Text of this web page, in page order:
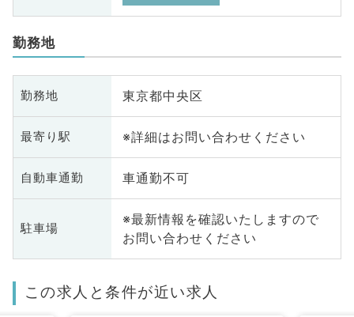
勤務地
勤務地 東京都中央区
最寄り駅 ※詳細はお問い合わせください
自動車通勤 車通勤不可
駐車場
※最新情報を確認いたしますので
お問い合わせください
この求人と条件が近い求人